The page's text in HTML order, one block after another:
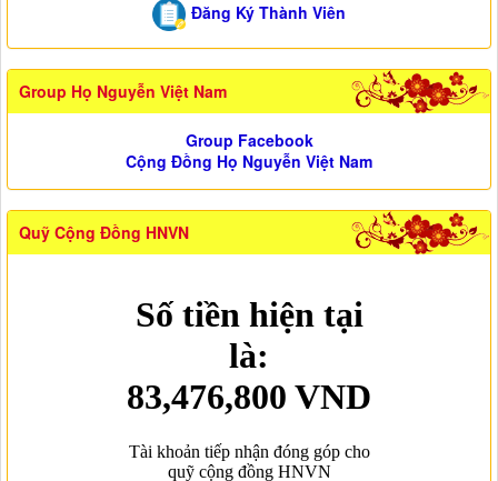
Đăng Ký Thành Viên
Group Họ Nguyễn Việt Nam
Group Facebook
Cộng Đồng Họ Nguyễn Việt Nam
Quỹ Cộng Đồng HNVN